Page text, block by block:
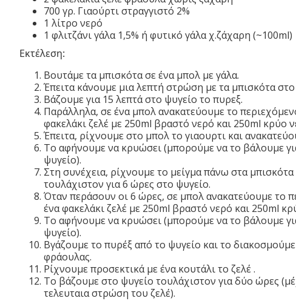
700 γρ. Γιαούρτι στραγγιστό 2%
1 λίτρο νερό
1 φλιτζάνι γάλα 1,5% ή φυτικό γάλα χ.ζάχαρη (~100ml)
Εκτέλεση:
Βουτάμε τα μπισκότα σε ένα μπολ με γάλα.
Έπειτα κάνουμε μια λεπτή στρώση με τα μπισκότα
Βάζουμε για 15 λεπτά στο ψυγείο το πυρεξ.
Παράλληλα, σε ένα μπολ ανακατεύουμε το
φακελάκι ζελέ με 250ml βραστό νερό και 250ml κρύο
Έπειτα, ρίχνουμε στο μπολ το γιαουρτι και
Το αφήνουμε να κρυώσει (μπορούμε να το βάλουμε
ψυγείο).
Στη συνέχεια, ρίχνουμε το μείγμα πάνω στα
τουλάχιστον για 6 ώρες στο ψυγείο.
Όταν περάσουν οι 6 ώρες, σε μπολ ανακατεύουμε το
ένα φακελάκι ζελέ με 250ml βραστό νερό και 250ml
Το αφήνουμε να κρυώσει (μπορούμε να το βάλουμε
ψυγείο).
Βγάζουμε το πυρέξ από το ψυγείο και το
φράουλας.
Ρίχνουμε προσεκτικά με ένα κουτάλι το ζελέ .
Το βάζουμε στο ψυγείο τουλάχιστον για δύο ώρες
τελευταια στρώση του ζελέ).